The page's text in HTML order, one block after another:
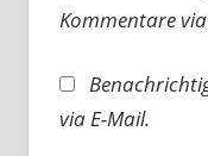
Kommentare
via E-Mail.